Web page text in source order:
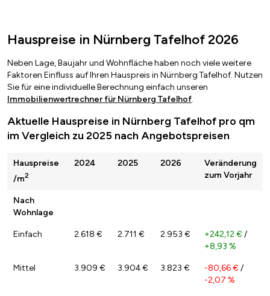
Hauspreise in Nürnberg Tafelhof 2026
Neben Lage, Baujahr und Wohnfläche haben noch viele weitere
Faktoren Einfluss auf Ihren Hauspreis in Nürnberg Tafelhof. Nutzen
Sie für eine individuelle Berechnung einfach unseren
Immobilienwertrechner für Nürnberg Tafelhof.
Aktuelle Hauspreise in Nürnberg Tafelhof pro qm
im Vergleich zu 2025 nach Angebotspreisen
Hauspreise
/m2
2024 2025 2026
Veränderung
zum Vorjahr
Nach
Wohnlage
Einfach 2.618 € 2.711 € 2.953 € +242,12 € /
+8,93 %
Mittel 3.909 € 3.904 € 3.823 € -80,66 € /
-2,07 %